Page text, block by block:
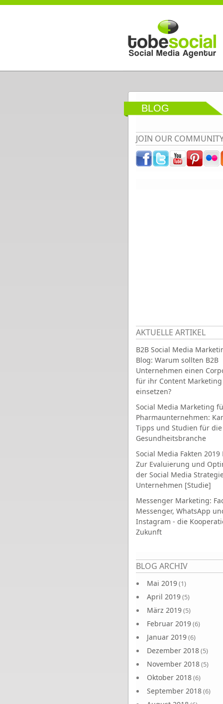
Direkt zum Inhalt
BLOG
JOIN OUR
AKTUELLE ARTIKEL
B2B Social Media
Blog: Warum sollten B2B
Unternehmen einen
für ihr Content Marketing
einsetzen?
Social Media Marketing
Pharmaunternehmen:
Tipps und Studien für die
Gesundheitsbranche
Social Media Fakten 2019
Zur Evaluierung und
der Social Media
Unternehmen [Studie]
Messenger Marketing:
Messenger, WhatsApp
Instagram - die
Zukunft
BLOG ARCHIV
Mai 2019(1)
April 2019(5)
März 2019(5)
Februar 2019(6)
Januar 2019(6)
Dezember 2018(5)
November 2018(5)
Oktober 2018(6)
September 2018(6)
Seiten